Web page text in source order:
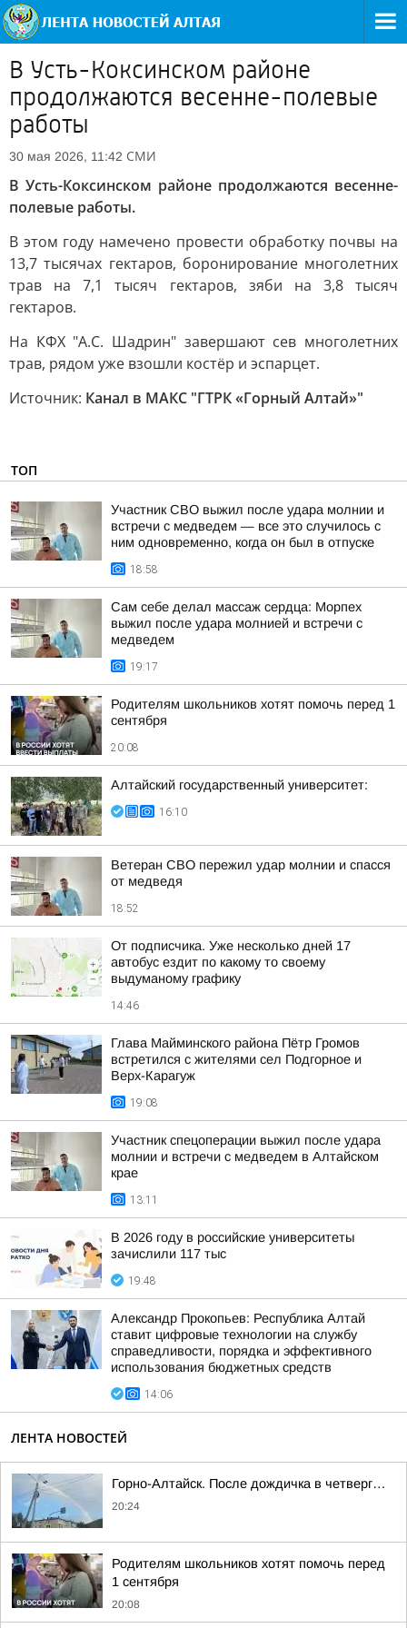
В Усть-Коксинском районе
продолжаются весенне-полевые
работы
30 мая 2026, 11:42 СМИ
В Усть-Коксинском районе продолжаются весенне-
полевые работы.
В этом году намечено провести обработку почвы на
13,7 тысячах гектаров, боронирование многолетних
трав на 7,1 тысяч гектаров, зяби на 3,8 тысяч
гектаров.
На КФХ "А.С. Шадрин" завершают сев многолетних
трав, рядом уже взошли костёр и эспарцет.
Источник: Канал в МАКС "ГТРК «Горный Алтай»"
ТОП
Участник СВО выжил после удара молнии и
встречи с медведем — все это случилось с
ним одновременно, когда он был в отпуске
18:58
Сам себе делал массаж сердца: Морпех
выжил после удара молнией и встречи с
медведем
19:17
Родителям школьников хотят помочь перед 1
сентября
20:08
Алтайский государственный университет:
16:10
Ветеран СВО пережил удар молнии и спасся
от медведя
18:52
От подписчика. Уже несколько дней 17
автобус ездит по какому то своему
выдуманому графику
14:46
Глава Майминского района Пётр Громов
встретился с жителями сел Подгорное и
Верх-Карагуж
19:08
Участник спецоперации выжил после удара
молнии и встречи с медведем в Алтайском
крае
13:11
В 2026 году в российские университеты
зачислили 117 тыс
19:48
Александр Прокопьев: Республика Алтай
ставит цифровые технологии на службу
справедливости, порядка и эффективного
использования бюджетных средств
14:06
ЛЕНТА НОВОСТЕЙ
Горно-Алтайск. После дождичка в четверг…
20:24
Родителям школьников хотят помочь перед
1 сентября
20:08